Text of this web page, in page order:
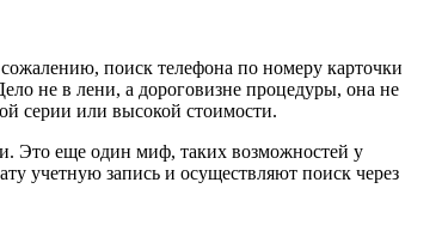
поиск телефона по номеру карточки
не в лени, а дороговизне процедуры, она не
серии или высокой стоимости.
Это еще один миф, таких возможностей у
учетную запись и осуществляют поиск через